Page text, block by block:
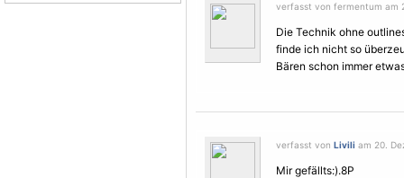
verfasst von fermentum am
Die Technik ohne
finde ich nicht so
Bären schon immer
verfasst von Livili am 20.
Mir gefällts:).8P